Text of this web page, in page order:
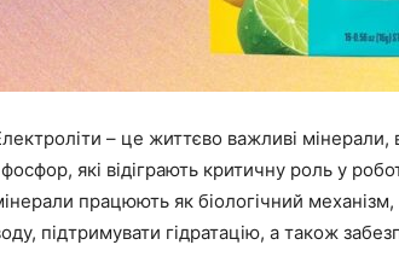
– це життєво важливі
фосфор, які відіграють критичну роль у
працюють як біологічний
підтримувати гідратацію, а також